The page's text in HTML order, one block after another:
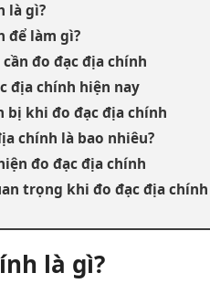
là gì?
để làm gì?
đo đạc địa chính
địa chính hiện nay
bị khi đo đạc địa chính
chính là bao nhiêu?
đo đạc địa chính
trọng khi đo đạc địa chính
là gì?